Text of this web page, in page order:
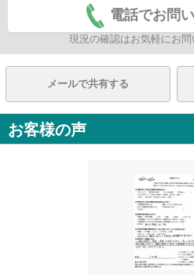
電話でお問
現況の確認はお気軽にお問
メールで共有する
お客様の声